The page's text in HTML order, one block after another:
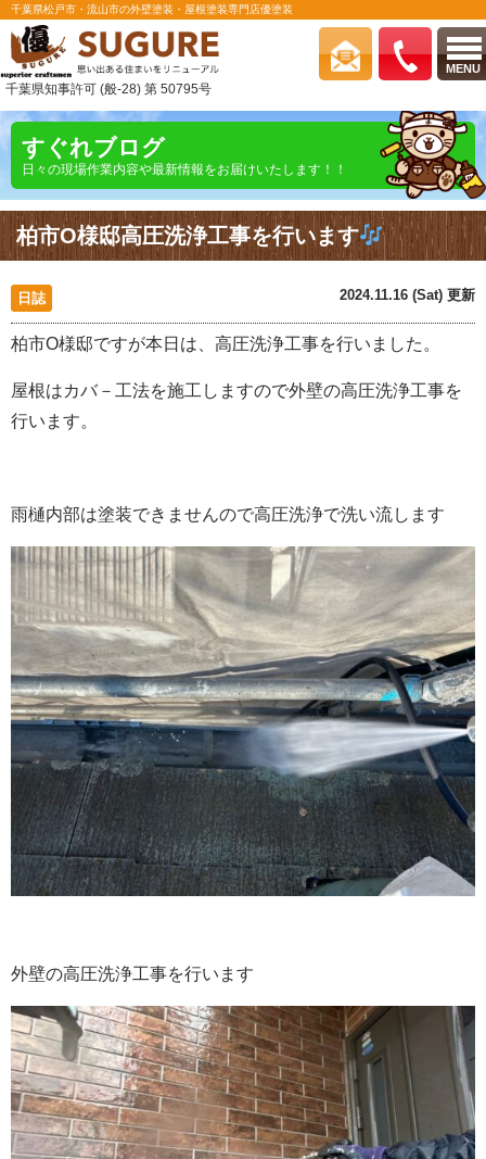
MENU
千葉県松戸市・流山市の外壁塗装・屋根塗装専門店優塗装
千葉県知事許可 (般-28) 第 50795号
すぐれブログ
日々の現場作業内容や最新情報をお届けいたします！！
柏市O様邸高圧洗浄工事を行います
日誌 2024.11.16 (Sat) 更新
柏市O様邸ですが本日は、高圧洗浄工事を行いました。
屋根はカバ－工法を施工しますので外壁の高圧洗浄工事を
行います。
雨樋内部は塗装できませんので高圧洗浄で洗い流します
外壁の高圧洗浄工事を行います